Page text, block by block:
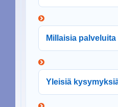
Millaisia
Yleisiä